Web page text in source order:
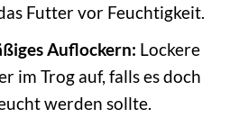
Futter vor Feuchtigkeit.
Auflockern: Lockere
im Trog auf, falls es doch
werden sollte.